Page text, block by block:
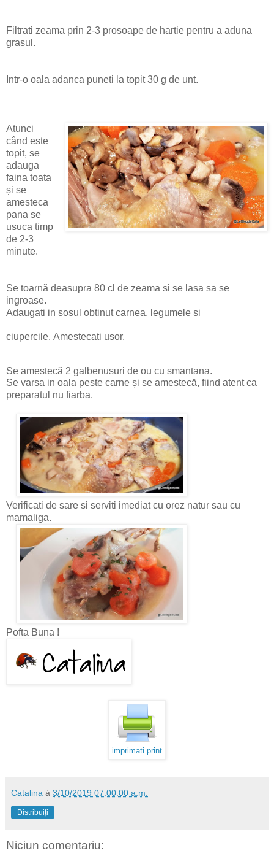
Filtrati zeama prin 2-3 prosoape de hartie pentru a aduna
grasul.
Intr-o oala adanca puneti la topit 30 g de unt.
Atunci
când este
topit, se
adauga
faina toata
și se
amesteca
pana se
usuca timp
de 2-3
minute.
Se toarnă deasupra 80 cl de zeama si se lasa sa se
ingroase.
Adaugati in sosul obtinut carnea, legumele si
ciupercile. Amestecati usor.
Se amestecă 2 galbenusuri de ou cu smantana.
Se varsa in oala peste carne și se amestecă, fiind atent ca
preparatul nu fiarba.
Verificati de sare si serviti imediat cu orez natur sau cu
mamaliga.
Pofta Buna !
imprimati print
Catalina à 3/10/2019 07:00:00 a.m.
Distribuiți
Niciun comentariu: